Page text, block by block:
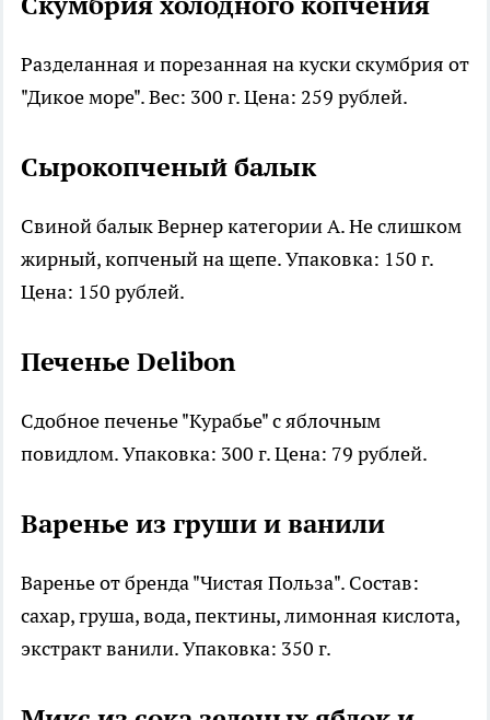
Разделанная и порезанная на куски скумбрия от
"Дикое море". Вес: 300 г. Цена: 259 рублей.
Сырокопченый балык
Свиной балык Вернер категории А. Не слишком
жирный, копченый на щепе. Упаковка: 150 г.
Цена: 150 рублей.
Печенье Delibon
Сдобное печенье "Курабье" с яблочным
повидлом. Упаковка: 300 г. Цена: 79 рублей.
Варенье из груши и ванили
Варенье от бренда "Чистая Польза". Состав:
сахар, груша, вода, пектины, лимонная кислота,
экстракт ванили. Упаковка: 350 г.